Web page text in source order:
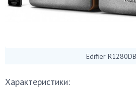
Edifier
Характеристики: